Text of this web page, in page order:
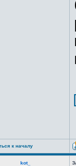
к началу
kot_